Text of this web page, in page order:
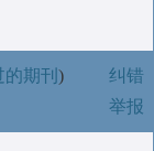
期刊 )
纠错
举报